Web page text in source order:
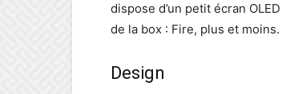
dispose d’un petit écran
de la box : Fire, plus et
Design